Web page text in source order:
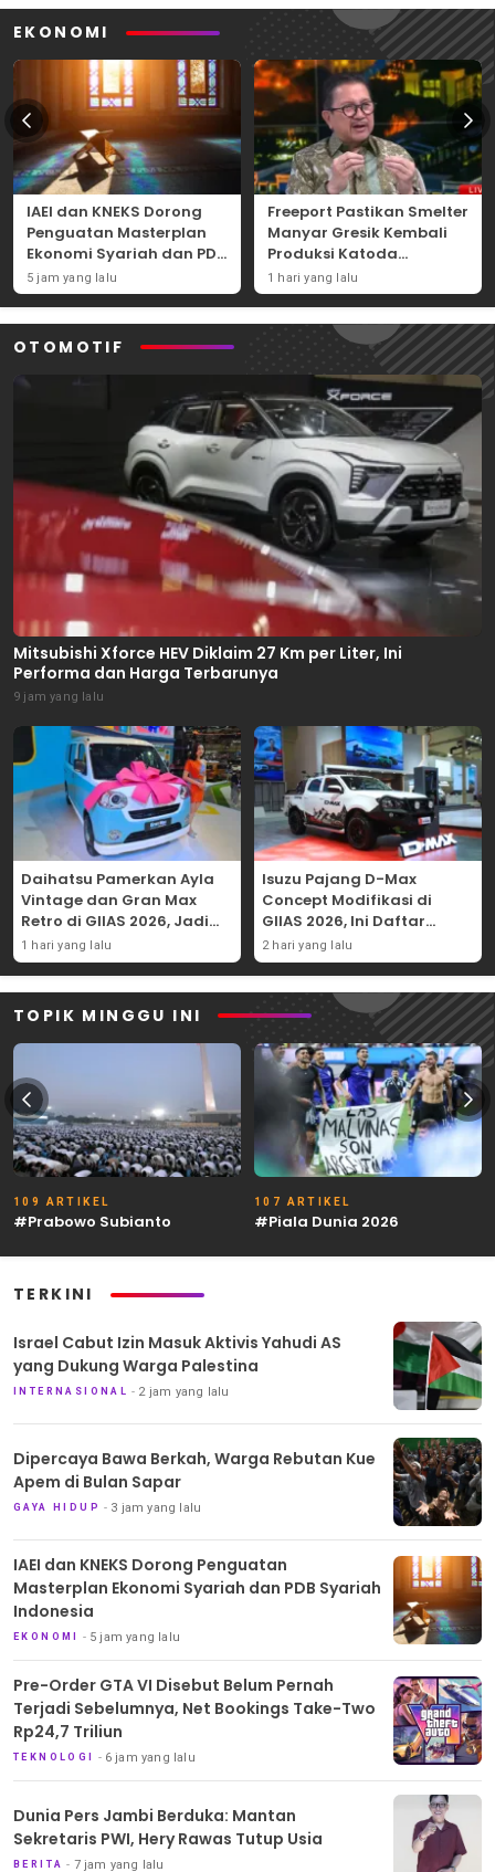
EKONOMI
IAEI dan KNEKS Dorong
Penguatan Masterplan
Ekonomi Syariah dan PDB
Syariah Indonesia
5 jam yang lalu
Freeport Pastikan Smelter
Manyar Gresik Kembali
Produksi Katoda
Tembaga Mulai
September 2026
1 hari yang lalu
OTOMOTIF
Mitsubishi Xforce HEV Diklaim 27 Km per Liter, Ini
Performa dan Harga Terbarunya
9 jam yang lalu
Daihatsu Pamerkan Ayla
Vintage dan Gran Max
Retro di GIIAS 2026, Jadi
Hadiah Undian
1 hari yang lalu
Isuzu Pajang D-Max
Concept Modifikasi di
GIIAS 2026, Ini Daftar
Ubahannya
2 hari yang lalu
TOPIK MINGGU INI
109 ARTIKEL
#Prabowo Subianto
107 ARTIKEL
#Piala Dunia 2026
TERKINI
Israel Cabut Izin Masuk Aktivis Yahudi AS
yang Dukung Warga Palestina
INTERNASIONAL 2 jam yang lalu
Dipercaya Bawa Berkah, Warga Rebutan Kue
Apem di Bulan Sapar
GAYA HIDUP 3 jam yang lalu
IAEI dan KNEKS Dorong Penguatan
Masterplan Ekonomi Syariah dan PDB Syariah
Indonesia
EKONOMI 5 jam yang lalu
Pre-Order GTA VI Disebut Belum Pernah
Terjadi Sebelumnya, Net Bookings Take-Two
Rp24,7 Triliun
TEKNOLOGI 6 jam yang lalu
Dunia Pers Jambi Berduka: Mantan
Sekretaris PWI, Hery Rawas Tutup Usia
BERITA 7 jam yang lalu